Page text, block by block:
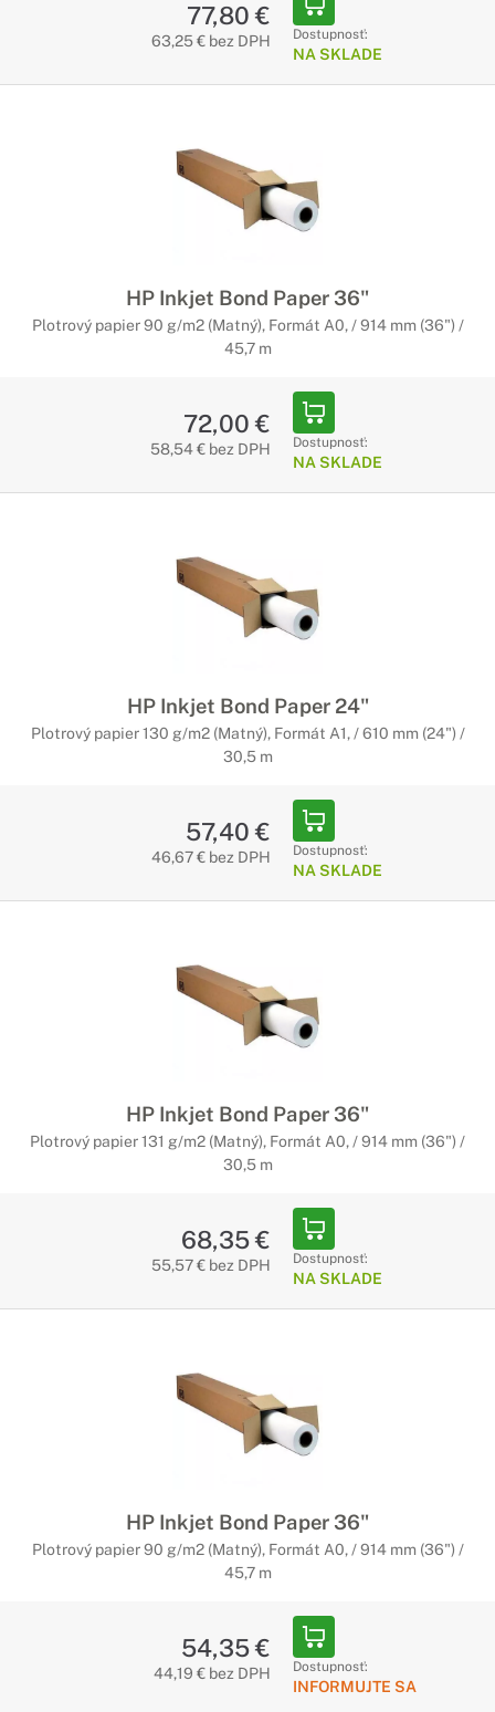
77,80 €
63,25 € bez DPH Dostupnosť:
NA SKLADE
HP Inkjet Bond Paper 36"
Plotrový papier 90 g/m2 (Matný), Formát A0, / 914 mm (36") /
45,7 m
72,00 €
58,54 € bez DPH Dostupnosť:
NA SKLADE
HP Inkjet Bond Paper 24"
Plotrový papier 130 g/m2 (Matný), Formát A1, / 610 mm (24") /
30,5 m
57,40 €
46,67 € bez DPH Dostupnosť:
NA SKLADE
HP Inkjet Bond Paper 36"
Plotrový papier 131 g/m2 (Matný), Formát A0, / 914 mm (36") /
30,5 m
68,35 €
55,57 € bez DPH Dostupnosť:
NA SKLADE
HP Inkjet Bond Paper 36"
Plotrový papier 90 g/m2 (Matný), Formát A0, / 914 mm (36") /
45,7 m
54,35 €
44,19 € bez DPH Dostupnosť:
INFORMUJTE SA